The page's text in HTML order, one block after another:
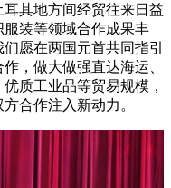
其地方间经贸往来日益
装等领域合作成果丰
愿在两国元首共同指引
，做大做强直达海运、
质工业品等贸易规模，
合作注入新动力。